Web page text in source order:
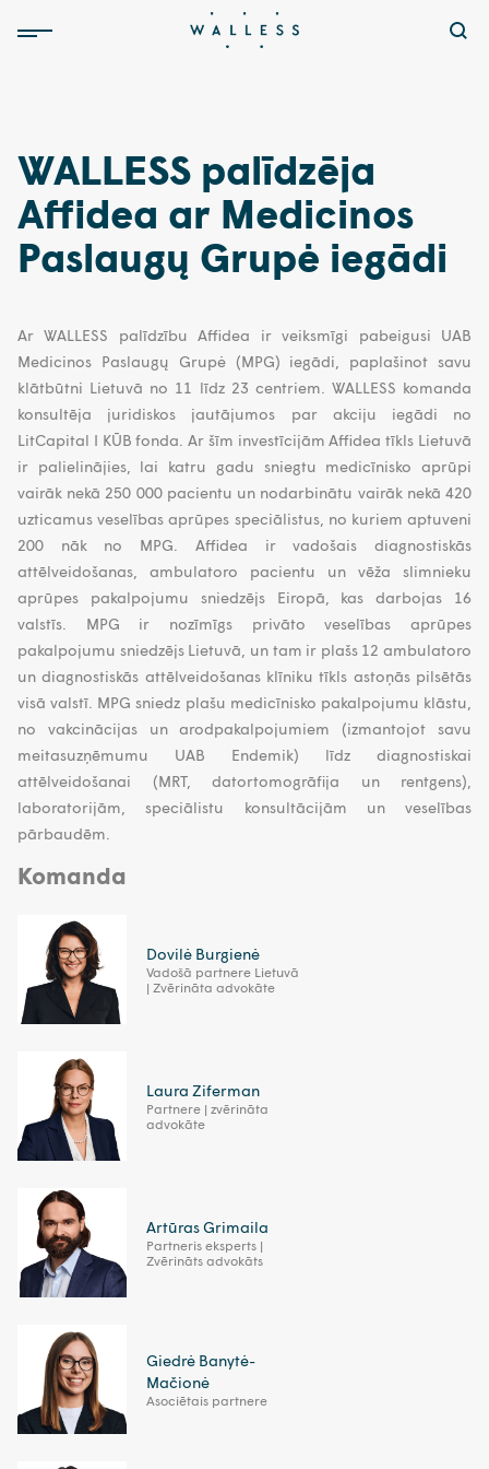
WALLESS palīdzēja
Affidea ar Medicinos
Paslaugų Grupė iegādi
Ar WALLESS palīdzību Affidea ir veiksmīgi pabeigusi UAB
Medicinos Paslaugų Grupė (MPG) iegādi, paplašinot savu
klātbūtni Lietuvā no 11 līdz 23 centriem. WALLESS komanda
konsultēja juridiskos jautājumos par akciju iegādi no
LitCapital I KŪB fonda. Ar šīm investīcijām Affidea tīkls Lietuvā
ir palielinājies, lai katru gadu sniegtu medicīnisko aprūpi
vairāk nekā 250 000 pacientu un nodarbinātu vairāk nekā 420
uzticamus veselības aprūpes speciālistus, no kuriem aptuveni
200 nāk no MPG. Affidea ir vadošais diagnostiskās
attēlveidošanas, ambulatoro pacientu un vēža slimnieku
aprūpes pakalpojumu sniedzējs Eiropā, kas darbojas 16
valstīs. MPG ir nozīmīgs privāto veselības aprūpes
pakalpojumu sniedzējs Lietuvā, un tam ir plašs 12 ambulatoro
un diagnostiskās attēlveidošanas klīniku tīkls astoņās pilsētās
visā valstī. MPG sniedz plašu medicīnisko pakalpojumu klāstu,
no vakcinācijas un arodpakalpojumiem (izmantojot savu
meitasuzņēmumu UAB Endemik) līdz diagnostiskai
attēlveidošanai (MRT, datortomogrāfija un rentgens),
laboratorijām, speciālistu konsultācijām un veselības
pārbaudēm.
Komanda
Dovilė Burgienė
Vadošā partnere Lietuvā
| Zvērināta advokāte
Laura Ziferman
Partnere | zvērināta
advokāte
Artūras Grimaila
Partneris eksperts |
Zvērināts advokāts
Giedrė Banytė-
Mačionė
Asociētais partnere